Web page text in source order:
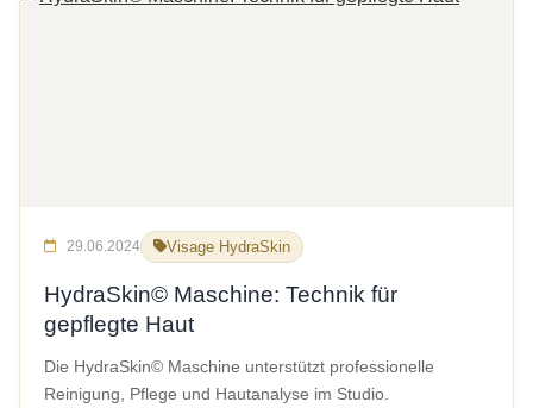
29.06.2024 Visage HydraSkin
HydraSkin© Maschine: Technik für
gepflegte Haut
Die HydraSkin© Maschine unterstützt professionelle
Reinigung, Pflege und Hautanalyse im Studio.